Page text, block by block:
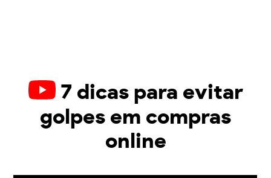
7 dicas para evitar
golpes em compras
online